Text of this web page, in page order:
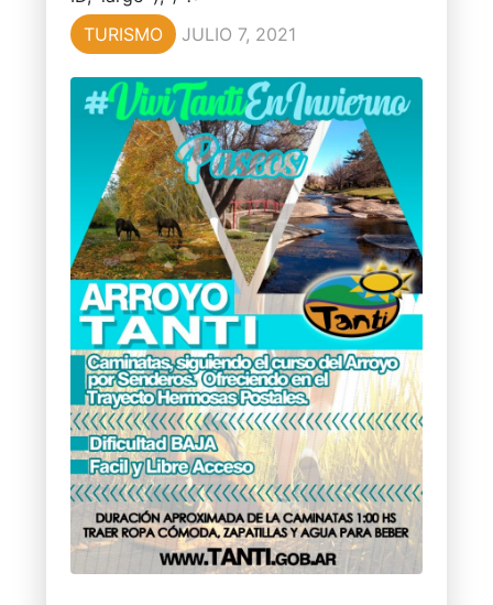
TURISMO
JULIO 7, 2021